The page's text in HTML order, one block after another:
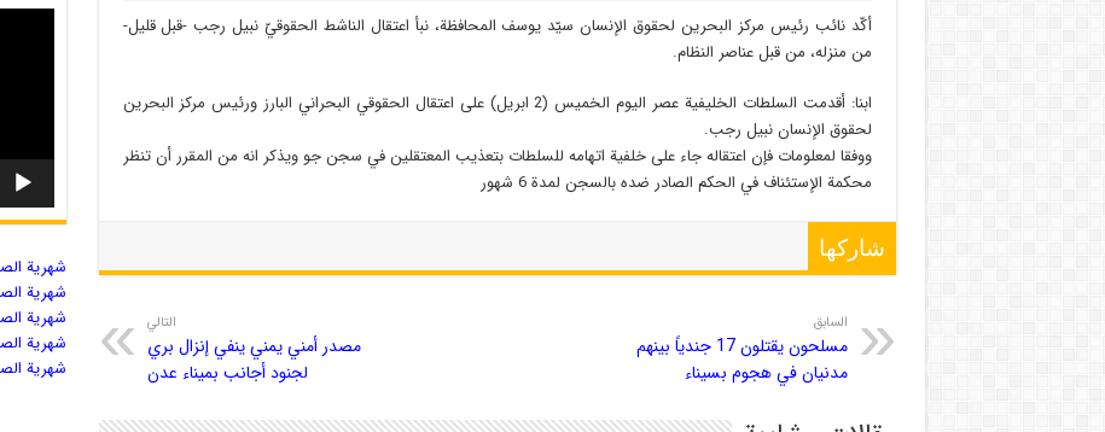
أكّد نائب رئيس مركز البحرين لحقوق الإنسان سيّد يوسف المحافظة، نبأ اعتقال الناشط الحقوقيّ نبيل رجب -قبل قليل-
من منزله، من قبل عناصر النظام.
ابنا: أقدمت السلطات الخليفية عصر اليوم الخميس (2 ابريل) على اعتقال الحقوقي البحراني البارز ورئيس مركز البحرين
لحقوق الإنسان نبيل رجب.
ووفقا لمعلومات فإن اعتقاله جاء على خلفية اتهامه للسلطات بتعذيب المعتقلين في سجن جو ويذكر انه من المقرر أن تنظر
محكمة الإستئناف في الحكم الصادر ضده بالسجن لمدة 6 شهور
شاركها
السابق
مسلحون يقتلون 17 جندياً بينهم
مدنيان في هجوم بسيناء
التالي
مصدر أمني يمني ينفي إنزال بري
لجنود أجانب بميناء عدن
شهریة
شهریة
شهریة
شهریة
شهریة